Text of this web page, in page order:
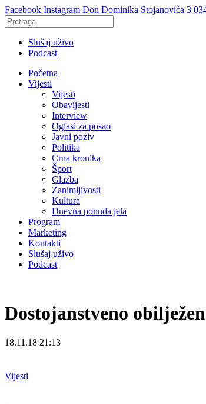
Facebook Instagram Don Dominika Stojanovića 3
Slušaj uživo
Podcast
Početna
Vijesti
Vijesti
Obavijesti
Interview
Oglasi za posao
Javni poziv
Politika
Crna kronika
Šport
Glazba
Zanimljivosti
Kultura
Dnevna ponuda jela
Program
Marketing
Kontakti
Slušaj uživo
Podcast
Dostojanstveno
18.11.18 21:13
Vijesti